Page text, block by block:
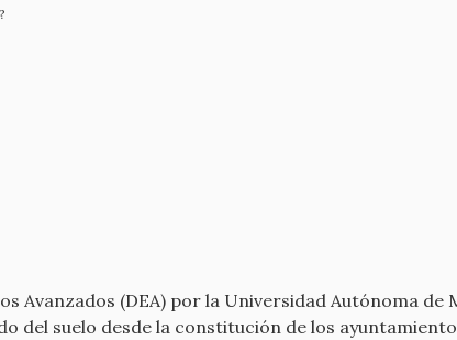
Avanzados (DEA) por la Universidad Autónoma de
del suelo desde la constitución de los